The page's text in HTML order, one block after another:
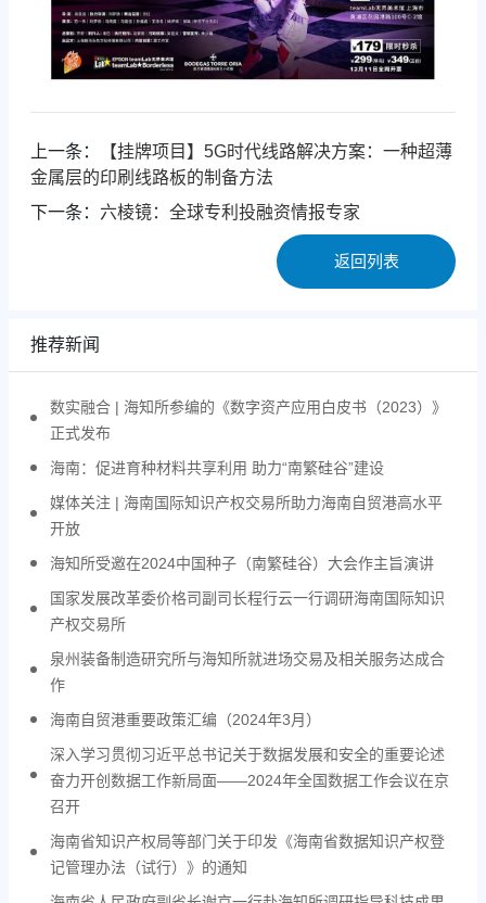
上一条：
【挂牌项目】5G时代线路解决方案：一种超薄
金属层的印刷线路板的制备方法
下一条： 六棱镜：全球专利投融资情报专家
返回列表
推荐新闻
数实融合 | 海知所参编的《数字资产应用白皮书（2023）》
正式发布
海南：促进育种材料共享利用 助力“南繁硅谷”建设
媒体关注 | 海南国际知识产权交易所助力海南自贸港高水平
开放
海知所受邀在2024中国种子（南繁硅谷）大会作主旨演讲
国家发展改革委价格司副司长程行云一行调研海南国际知识
产权交易所
泉州装备制造研究所与海知所就进场交易及相关服务达成合
作
海南自贸港重要政策汇编（2024年3月）
深入学习贯彻习近平总书记关于数据发展和安全的重要论述
奋力开创数据工作新局面——2024年全国数据工作会议在京
召开
海南省知识产权局等部门关于印发《海南省数据知识产权登
记管理办法（试行）》的通知